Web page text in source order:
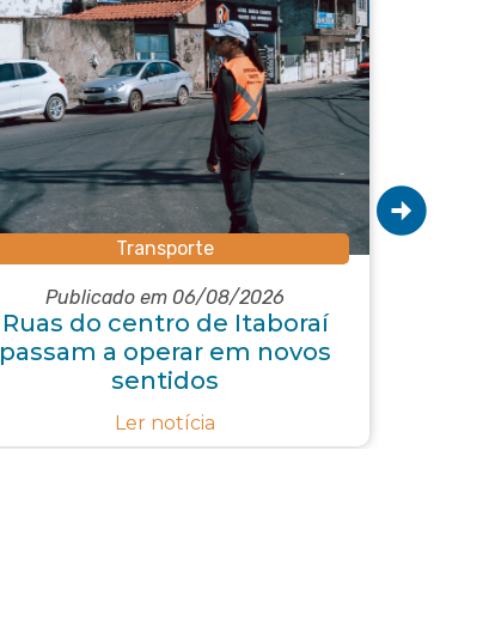
Transporte
Publicado em 06/08/2026
Ruas do centro de Itaboraí
passam a operar em novos
sentidos
Ler notícia